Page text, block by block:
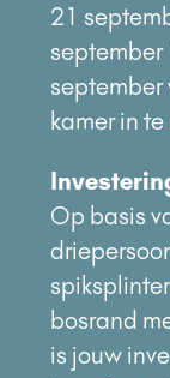
21
september
kamer in
Op basis
bosrand
is jouw